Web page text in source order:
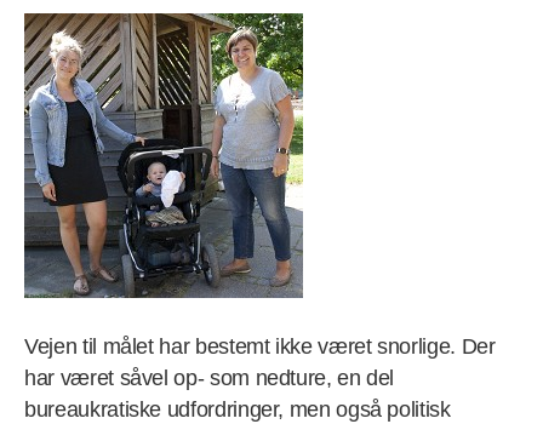
Vejen til målet har bestemt ikke været snorlige. Der
har været såvel op- som nedture, en del
bureaukratiske udfordringer, men også politisk